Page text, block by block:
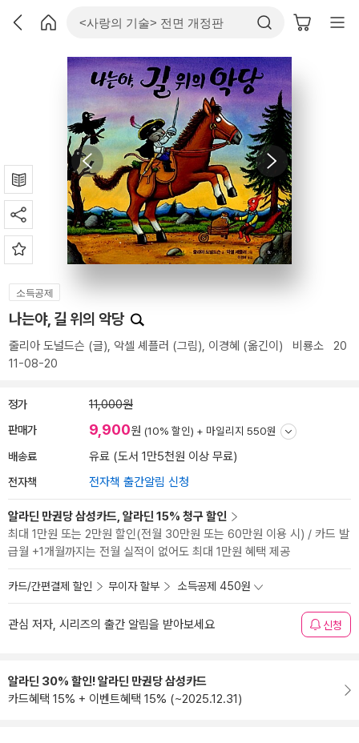
소득공제
나는야, 길 위의 악당
줄리아 도널드슨 (글), 악셀 셰플러 (그림), 이경혜 (옮긴이) 비룡소 20
11-08-20
정가 11,000원
판매가 9,900원 (10% 할인) + 마일리지 550원
배송료 유료 (도서 1만5천원 이상 무료)
전자책 전자책 출간알림 신청
알라딘 만권당 삼성카드, 알라딘 15% 청구 할인
최대 1만원 또는 2만원 할인(전월 30만원 또는 60만원 이용 시) / 카드 발
급월 +1개월까지는 전월 실적이 없어도 최대 1만원 혜택 제공
카드/간편결제 할인 무이자 할부 소득공제 450원
관심 저자, 시리즈의 출간 알림을 받아보세요 신청
알라딘 30% 할인! 알라딘 만권당 삼성카드
카드혜택 15% + 이벤트혜택 15% (~2025.12.31)